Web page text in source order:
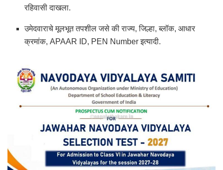
रहिवासी दाखला.
उमेदवाराचे मूलभूत तपशील जसे की राज्य, जिल्हा, ब्लॉक, आधार
क्रमांक, APAAR ID, PEN Number इत्यादी.